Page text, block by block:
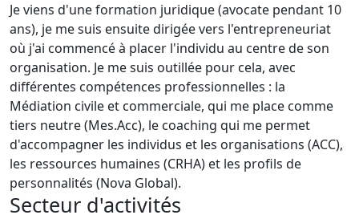
Je viens d'une formation juridique (avocate pendant 10
ans), je me suis ensuite dirigée vers l'entrepreneuriat
où j'ai commencé à placer l'individu au centre de son
organisation. Je me suis outillée pour cela, avec
différentes compétences professionnelles : la
Médiation civile et commerciale, qui me place comme
tiers neutre (Mes.Acc), le coaching qui me permet
d'accompagner les individus et les organisations (ACC),
les ressources humaines (CRHA) et les profils de
personnalités (Nova Global).
Secteur d'activités